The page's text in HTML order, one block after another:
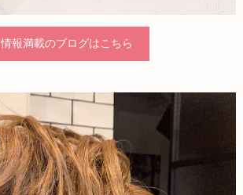
情報満載のブログはこちら